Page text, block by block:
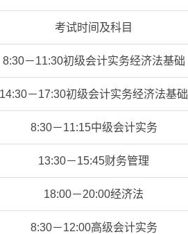
考试时间及科目
8:30－11:30初级会计实务经济法基础
14:30－17:30初级会计实务经济法基础
8:30－11:15中级会计实务
13:30－15:45财务管理
18:00－20:00经济法
8:30－12:00高级会计实务